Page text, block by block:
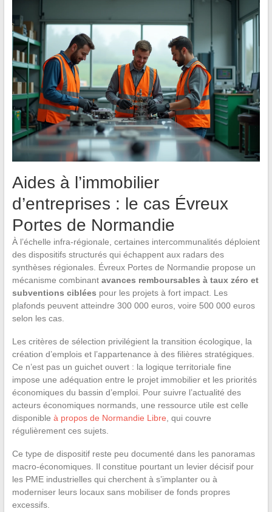
Aides à l’immobilier
d’entreprises : le cas Évreux
Portes de Normandie
À l’échelle infra-régionale, certaines intercommunalités déploient
des dispositifs structurés qui échappent aux radars des
synthèses régionales. Évreux Portes de Normandie propose un
mécanisme combinant avances remboursables à taux zéro et
subventions ciblées pour les projets à fort impact. Les
plafonds peuvent atteindre 300 000 euros, voire 500 000 euros
selon les cas.
Les critères de sélection privilégient la transition écologique, la
création d’emplois et l’appartenance à des filières stratégiques.
Ce n’est pas un guichet ouvert : la logique territoriale fine
impose une adéquation entre le projet immobilier et les priorités
économiques du bassin d’emploi. Pour suivre l’actualité des
acteurs économiques normands, une ressource utile est celle
disponible à propos de Normandie Libre , qui couvre
régulièrement ces sujets.
Ce type de dispositif reste peu documenté dans les panoramas
macro-économiques. Il constitue pourtant un levier décisif pour
les PME industrielles qui cherchent à s’implanter ou à
moderniser leurs locaux sans mobiliser de fonds propres
excessifs.